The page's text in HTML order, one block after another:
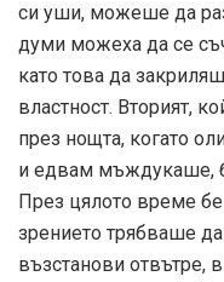
си уши, можеше да
думи можеха да се
като това да
властност. Вторият,
през нощта, когато
и едвам мъждукаше,
През цялото време
зрението трябваше
възстанови отвътре,